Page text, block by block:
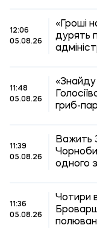
12:06
05.08.26
«Гроші
дурять
11:48
05.08.26
гриб-
11:39
05.08.26
Важить
одного
11:36
05.08.26
Чотири